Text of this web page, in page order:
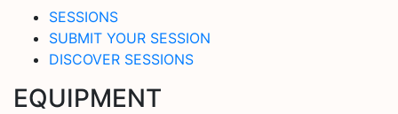
SESSIONS
SUBMIT YOUR SESSION
DISCOVER SESSIONS
EQUIPMENT